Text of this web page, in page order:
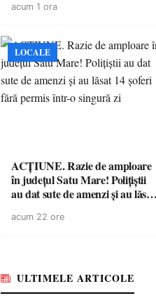
niciodată permis
acum 1 ora
LOCALE
ACȚIUNE. Razie de amploare
în județul Satu Mare! Polițiștii
au dat sute de amenzi și au lăsat
singură zi
acum 22 ore
ULTIMELE ARTICOLE